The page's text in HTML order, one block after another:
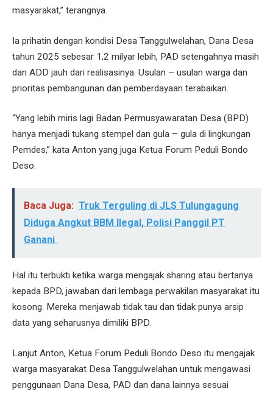
masyarakat,” terangnya.
Ia prihatin dengan kondisi Desa Tanggulwelahan, Dana Desa
tahun 2025 sebesar 1,2 milyar lebih, PAD setengahnya masih
dan ADD jauh dari realisasinya. Usulan – usulan warga dan
prioritas pembangunan dan pemberdayaan terabaikan.
“Yang lebih miris lagi Badan Permusyawaratan Desa (BPD)
hanya menjadi tukang stempel dan gula – gula di lingkungan
Pemdes,” kata Anton yang juga Ketua Forum Peduli Bondo
Deso.
Baca Juga: Truk Terguling di JLS Tulungagung
Diduga Angkut BBM Ilegal, Polisi Panggil PT
Ganani
Hal itu terbukti ketika warga mengajak sharing atau bertanya
kepada BPD, jawaban dari lembaga perwakilan masyarakat itu
kosong. Mereka menjawab tidak tau dan tidak punya arsip
data yang seharusnya dimiliki BPD.
Lanjut Anton, Ketua Forum Peduli Bondo Deso itu mengajak
warga masyarakat Desa Tanggulwelahan untuk mengawasi
penggunaan Dana Desa, PAD dan dana lainnya sesuai